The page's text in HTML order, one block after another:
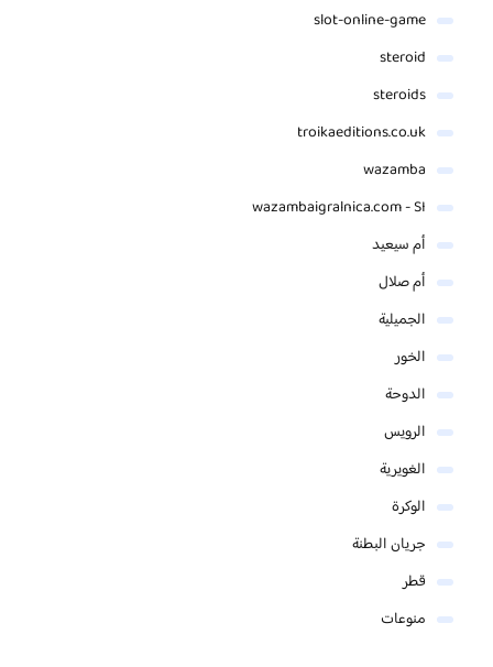
slot-online-game
steroid
steroids
troikaeditions.co.uk
wazamba
wazambaigralnica.com - SI
أم سيعيد
أم صلال
الجميلية
الخور
الدوحة
الرويس
الغويرية
الوكرة
جريان البطنة
قطر
منوعات